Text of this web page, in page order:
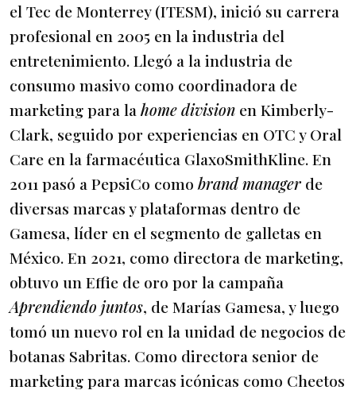
el Tec de Monterrey (ITESM), inició su carrera
profesional en 2005 en la industria del
entretenimiento. Llegó a la industria de
consumo masivo como coordinadora de
marketing para lahome division en Kimberly-
Clark, seguido por experiencias en OTC y Oral
Care en la farmacéutica GlaxoSmithKline. En
2011 pasó a PepsiCo comobrand manager de
diversas marcas y plataformas dentro de
Gamesa, líder en el segmento de galletas en
México. En 2021, como directora de marketing,
obtuvo un Effie de oro por la campaña
Aprendiendo juntos, de Marías Gamesa, y luego
tomó un nuevo rol en la unidad de negocios de
botanas Sabritas. Como directora senior de
marketing para marcas icónicas como Cheetos